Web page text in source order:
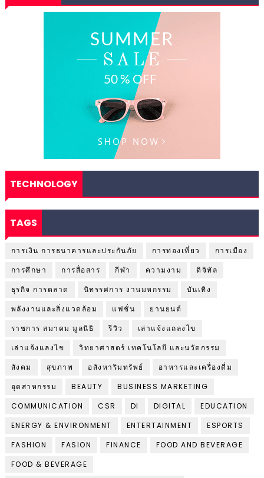
TECHNOLOGY
TAGS
การเงิน การธนาคารและประกันภัย การท่องเที่ยว
การเมือง
การศึกษา
การสื่อสาร กีฬา ความงาม
ดิจิทัล
ธุรกิจ การตลาด
นิทรรศการ งานมหกรรม
บันเทิง
พลังงานและสิ่งแวดล้อม
แฟชั่น
ยานยนต์
ราชการ สมาคม มูลนิธิ
รีวิว
เล่าแจ้งแถลงไข
เล่าแจ้งแลงไข
วิทยาศาสตร์ เทคโนโลยี และนวัตกรรม
สังคม
สุขภาพ อสังหาริมทรัพย์
อาหารและเครื่องดื่ม
อุตสาหกรรม
BEAUTY
BUSINESS MARKETING
COMMUNICATION
CSR DI DIGITAL
EDUCATION
ENERGY & ENVIRONMENT
ENTERTAINMENT
ESPORTS
FASHION
FASION FINANCE
FOOD AND BEVERAGE
FOOD & BEVERAGE